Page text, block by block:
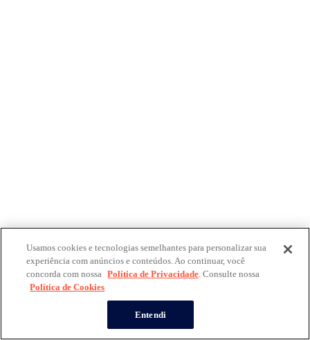
Usamos cookies e tecnologias semelhantes para personalizar sua
experiência com anúncios e conteúdos. Ao continuar, você
concorda com nossa Política de Privacidade. Consulte nossa
Política de Cookies
Entendi